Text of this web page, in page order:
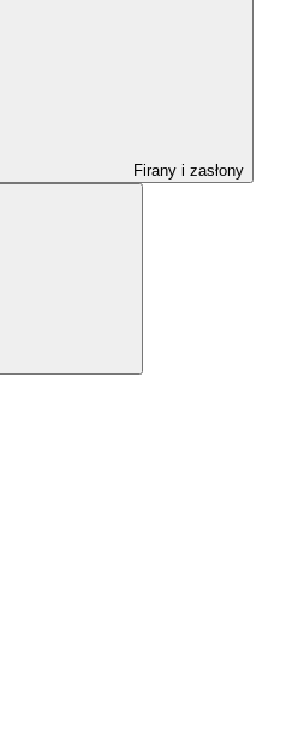
Firany i zasłony